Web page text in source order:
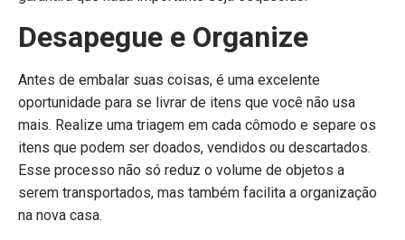
Desapegue e Organize
Antes de embalar suas coisas, é uma excelente
oportunidade para se livrar de itens que você não usa
mais. Realize uma triagem em cada cômodo e separe os
itens que podem ser doados, vendidos ou descartados.
Esse processo não só reduz o volume de objetos a
serem transportados, mas também facilita a organização
na nova casa.